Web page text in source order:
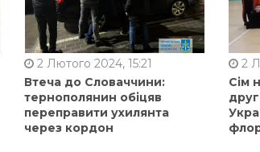
2 Лютого 2024, 15:21
Втеча до Словаччини:
тернополянин обіцяв
переправити ухилянта
через кордон
2
Сім